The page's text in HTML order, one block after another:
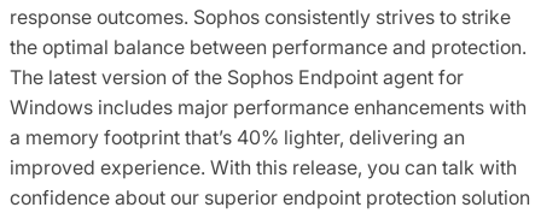
response outcomes. Sophos consistently strives to strike
the optimal balance between performance and protection.
The latest version of the Sophos Endpoint agent for
Windows includes major performance enhancements with
a memory footprint that’s 40% lighter, delivering an
improved experience. With this release, you can talk with
confidence about our superior endpoint protection solution